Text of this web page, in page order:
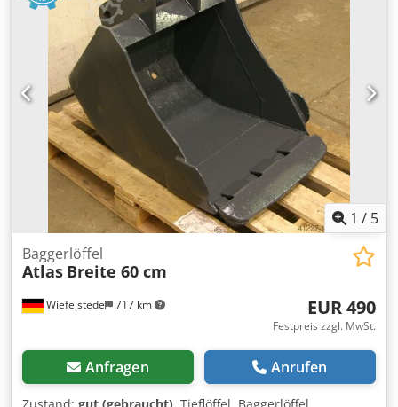
1 / 5
Wiefelstede 717 km
Baggerlöffel
Atlas Breite 60 cm
EUR 490
Festpreis zzgl. MwSt.
Anfragen Anrufen